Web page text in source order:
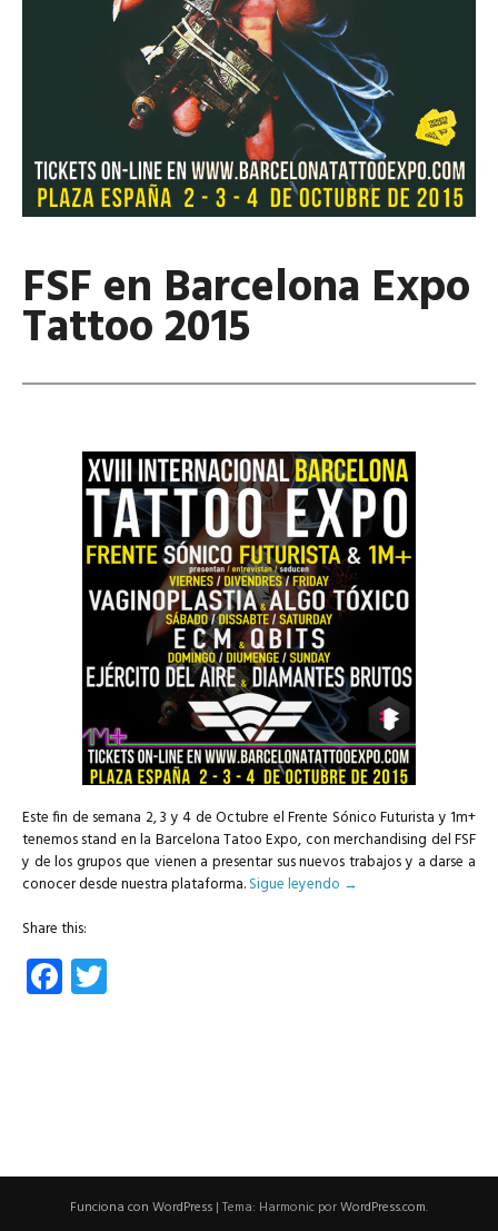
FSF en Barcelona Expo
Tattoo 2015
Este fin de semana 2, 3 y 4 de Octubre el Frente Sónico Futurista y 1m+
tenemos stand en la Barcelona Tatoo Expo, con merchandising del FSF
y de los grupos que vienen a presentar sus nuevos trabajos y a darse a
conocer desde nuestra plataforma.Sigue leyendo →
Share this:
Facebook
Funciona con WordPress | Tema: Harmonic porWordPress.com.